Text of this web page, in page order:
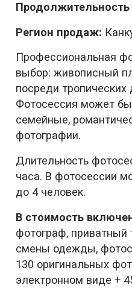
Регион продаж:
Профессиональная
выбор: живописный
посреди
Фотосессия может
семейные,
фотографии.
Длительность
часа. В фотосессии
до 4 человек.
В стоимость
фотограф, приватный
смены одежды,
130 оригинальных
электронном виде +